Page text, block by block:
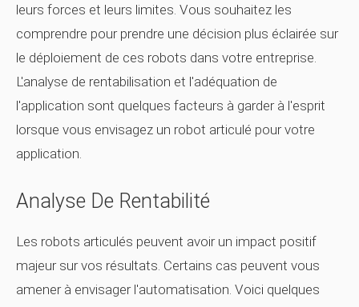
leurs forces et leurs limites. Vous souhaitez les
comprendre pour prendre une décision plus éclairée sur
le déploiement de ces robots dans votre entreprise.
L'analyse de rentabilisation et l'adéquation de
l'application sont quelques facteurs à garder à l'esprit
lorsque vous envisagez un robot articulé pour votre
application.
Analyse De Rentabilité
Les robots articulés peuvent avoir un impact positif
majeur sur vos résultats. Certains cas peuvent vous
amener à envisager l'automatisation. Voici quelques